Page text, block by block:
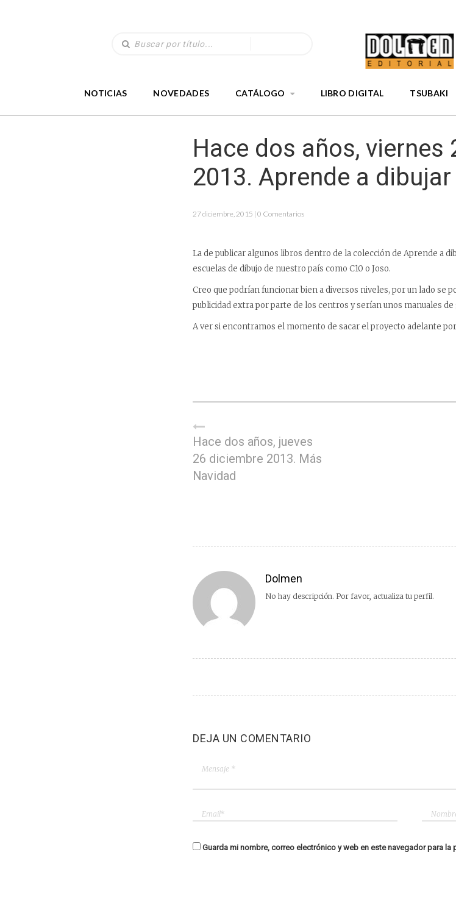
NOTICIAS NOVEDADES CATÁLOGO LIBRO DIGITAL TSUBAKI
Hace dos años, viernes
2013. Aprende a dibujar
27 diciembre, 2015 | 0 Comentarios
La de publicar algunos libros dentro de la colección de Aprende a
escuelas de dibujo de nuestro país como C10 o Joso.
Creo que podrían funcionar bien a diversos niveles, por un lado se
publicidad extra por parte de los centros y serían unos manuales de
A ver si encontramos el momento de sacar el proyecto adelante
Hace dos años, jueves
26 diciembre 2013. Más
Navidad
Dolmen
No hay descripción. Por favor, actualiza tu perfil.
DEJA UN COMENTARIO
Guarda mi nombre, correo electrónico y web en este navegador para la